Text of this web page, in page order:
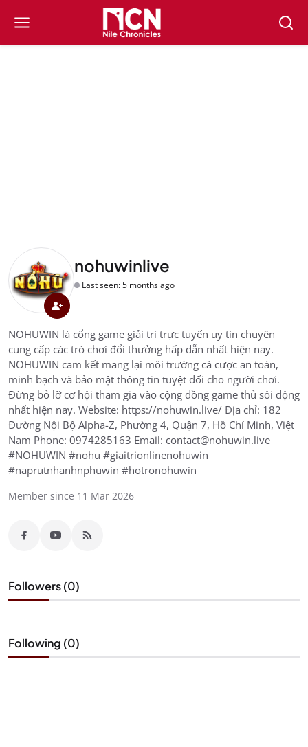
nohuwinlive
Last seen: 5 months ago
NOHUWIN là cổng game giải trí trực tuyến uy tín chuyên
cung cấp các trò chơi đổi thưởng hấp dẫn nhất hiện nay.
NOHUWIN cam kết mang lại môi trường cá cược an toàn,
minh bạch và bảo mật thông tin tuyệt đối cho người chơi.
Đừng bỏ lỡ cơ hội tham gia vào cộng đồng game thủ sôi động
nhất hiện nay. Website: https://nohuwin.live/ Địa chỉ: 182
Đường Nội Bộ Alpha-Z, Phường 4, Quận 7, Hồ Chí Minh, Việt
Nam Phone: 0974285163 Email: contact@nohuwin.live
#NOHUWIN #nohu #giaitrionlinenohuwin
#naprutnhanhnphuwin #hotronohuwin
Member since 11 Mar 2026
Followers (0)
Following (0)